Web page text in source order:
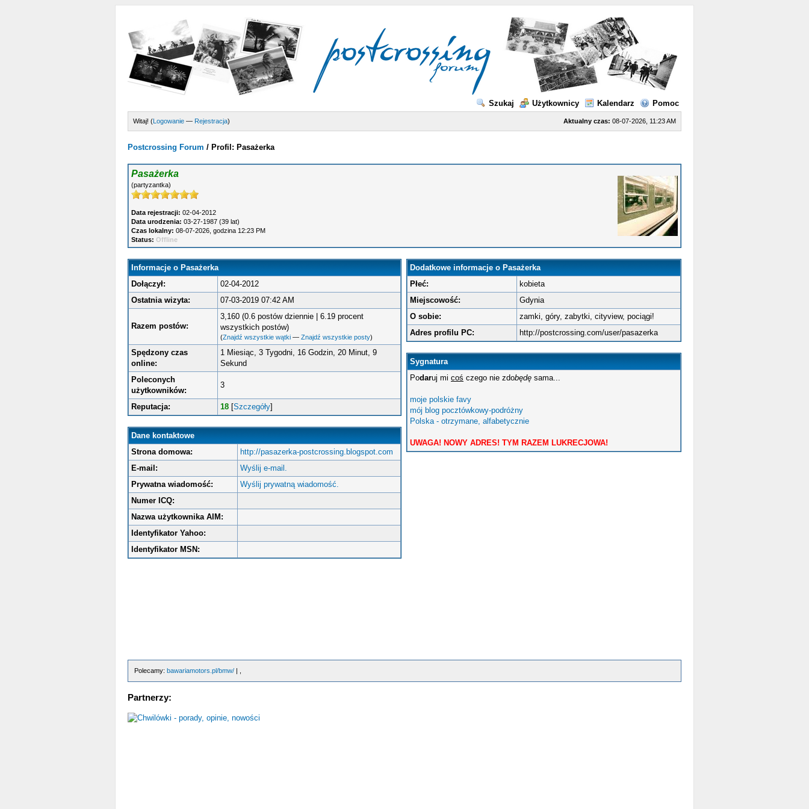
Szukaj Użytkownicy Kalendarz Pomoc
Aktualny czas: 08-07-2026, 11:23 AM
Witaj! (Logowanie — Rejestracja)
Postcrossing Forum / Profil: Pasażerka
Pasażerka
(partyzantka)
Data rejestracji: 02-04-2012
Data urodzenia: 03-27-1987 (39 lat)
Czas lokalny: 08-07-2026, godzina 12:23 PM
Status: Offline
Informacje o Pasażerka
Dołączył:
02-04-2012
Ostatnia wizyta:
07-03-2019 07:42 AM
Razem postów:
3,160 (0.6 postów dziennie | 6.19 procent
wszystkich postów)
(Znajdź wszystkie wątki — Znajdź wszystkie posty)
Spędzony czas
online:
1 Miesiąc, 3 Tygodni, 16 Godzin, 20 Minut, 9
Sekund
Poleconych
użytkowników:
3
Reputacja: 18 [Szczegóły]
Dane kontaktowe
Strona domowa:
http://pasazerka-postcrossing.blogspot.com
E-mail:
Wyślij e-mail.
Prywatna wiadomość:
Wyślij prywatną wiadomość.
Numer ICQ:
Nazwa użytkownika AIM:
Identyfikator Yahoo:
Identyfikator MSN:
Dodatkowe informacje o Pasażerka
Płeć:
kobieta
Miejscowość:
Gdynia
O sobie:
zamki, góry, zabytki, cityview, pociągi!
Adres profilu PC:
http://postcrossing.com/user/pasazerka
Sygnatura
Podaruj mi coś czego nie zdobędę sama...
moje polskie favy
mój blog pocztówkowy-podróżny
Polska - otrzymane, alfabetycznie
UWAGA! NOWY ADRES! TYM RAZEM LUKRECJOWA!
Polecamy: bawariamotors.pl/bmw/ | ,
Partnerzy: